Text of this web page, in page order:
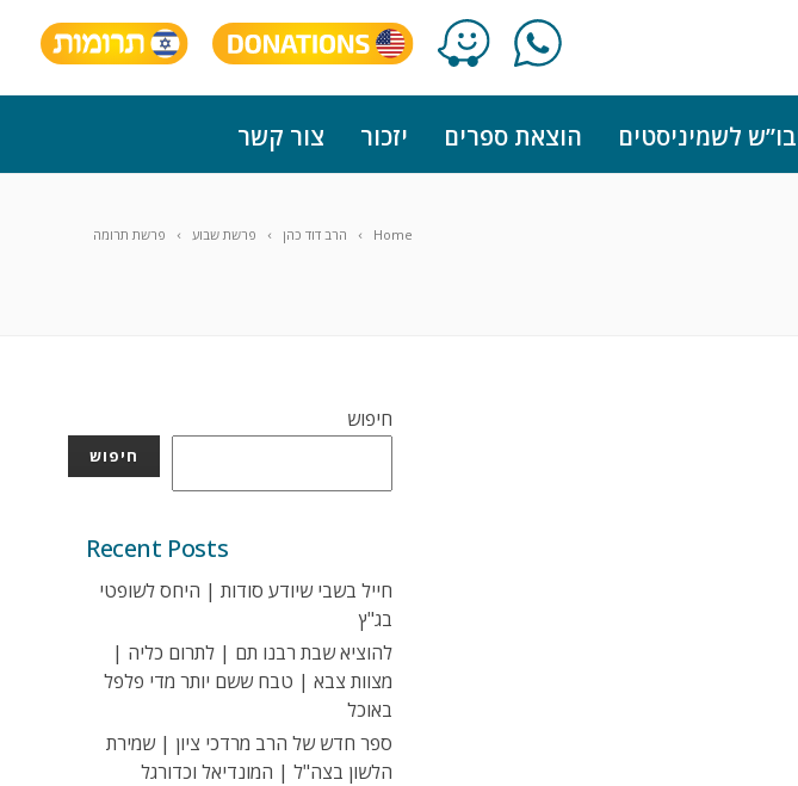
לשמיניסטים הוצאת ספרים יזכור צור קשר
Home הרב דוד כהן פרשת שבוע פרשת תרומה
חיפוש
חיפוש
Recent Posts
חייל בשבי שיודע סודות | היחס לשופטי
בג"ץ
להוציא שבת רבנו תם | לתרום כליה |
מצוות צבא | טבח ששם יותר מדי פלפל
באוכל
ספר חדש של הרב מרדכי ציון | שמירת
הלשון בצה"ל | המונדיאל וכדורגל